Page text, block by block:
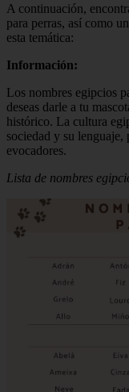
A continuación,
para perras, así como
esta temática:
Información:
Los nombres egipcios
deseas darle a tu
histórico. La cultura
sociedad y su lenguaje,
evocadores.
Lista de nombres